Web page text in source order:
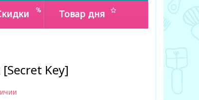
Товар дня
Key]